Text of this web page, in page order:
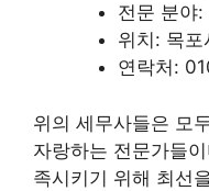
전문 분야:
위치: 목
연락처:
위의 세무사들은 모
자랑하는 전문가들
족시키기 위해 최선